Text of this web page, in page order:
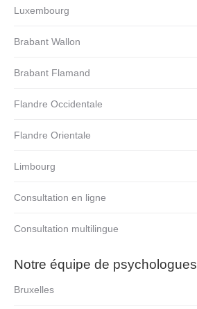
Luxembourg
Brabant Wallon
Brabant Flamand
Flandre Occidentale
Flandre Orientale
Limbourg
Consultation en ligne
Consultation multilingue
Notre équipe de psychologues
Bruxelles